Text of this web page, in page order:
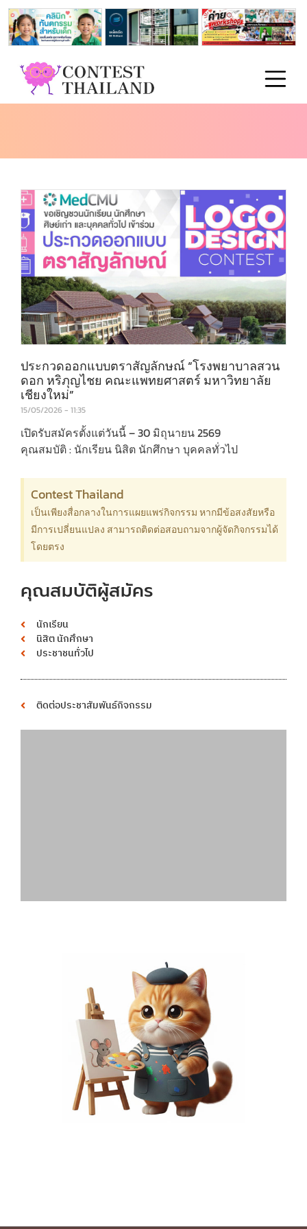
ประกวดออกแบบตราสัญลักษณ์ “โรงพยาบาลสวน
ดอก หริภุญไชย คณะแพทยศาสตร์ มหาวิทยาลัย
เชียงใหม่”
15/05/2026 11:35
เปิดรับสมัครตั้งแต่วันนี้ – 30 มิถุนายน 2569
คุณสมบัติ : นักเรียน นิสิต นักศึกษา บุคคลทั่วไป
Contest Thailand
เป็นเพียงสื่อกลางในการแผยแพร่กิจกรรม หากมีข้อสงสัยหรือ
มีการเปลี่ยนแปลง สามารถติดต่อสอบถามจากผู้จัดกิจกรรมได้
โดยตรง
คุณสมบัติผู้สมัคร
นักเรียน
นิสิต นักศึกษา
ประชาชนทั่วไป
ติดต่อประชาสัมพันธ์กิจกรรม